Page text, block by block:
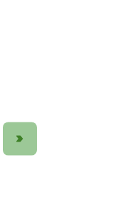
López -
May, 2026